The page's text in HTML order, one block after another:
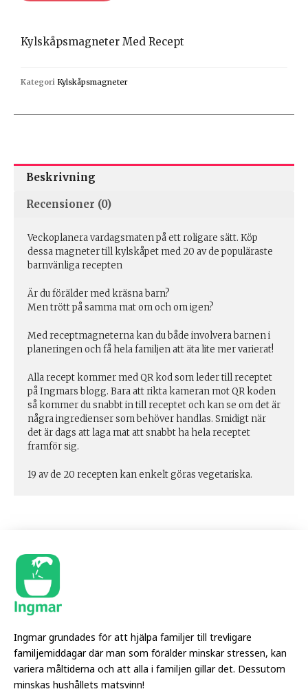
Kylskåpsmagneter Med Recept
Kategori Kylskåpsmagneter
Beskrivning
Recensioner (0)
Veckoplanera vardagsmaten på ett roligare sätt. Köp
dessa magneter till kylskåpet med 20 av de populäraste
barnvänliga recepten
Är du förälder med kräsna barn?
Men trött på samma mat om och om igen?
Med receptmagneterna kan du både involvera barnen i
planeringen och få hela familjen att äta lite mer varierat!
Alla recept kommer med QR kod som leder till receptet
på Ingmars blogg. Bara att rikta kameran mot QR koden
så kommer du snabbt in till receptet och kan se om det är
några ingredienser som behöver handlas. Smidigt när
det är dags att laga mat att snabbt ha hela receptet
framför sig.
19 av de 20 recepten kan enkelt göras vegetariska.
Ingmar grundades för att hjälpa familjer till trevligare
familjemiddagar där man som förälder minskar stressen, kan
variera måltiderna och att alla i familjen gillar det. Dessutom
minskas hushållets matsvinn!